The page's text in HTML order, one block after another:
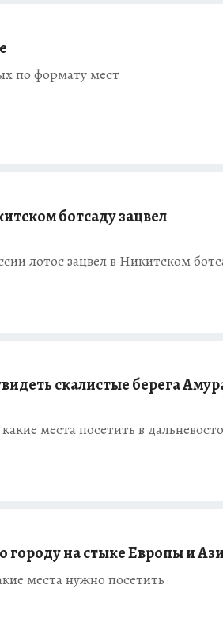
по формату мест
ботсаду зацвел
лотос зацвел в Никитском
скалистые берега
места посетить в
городу на стыке Европы и
места нужно посетить